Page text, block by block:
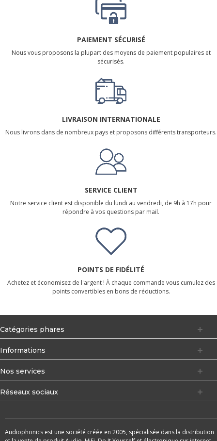
PAIEMENT SÉCURISÉ
Nous vous proposons la plupart des moyens de paiement populaires et
sécurisés.
LIVRAISON INTERNATIONALE
Nous livrons dans de nombreux pays et proposons différents transporteurs.
SERVICE CLIENT
Notre service client est disponible du lundi au vendredi, de 9h à 17h pour
répondre à vos questions par mail.
POINTS DE FIDÉLITÉ
Achetez et économisez de l'argent ! À chaque commande vous cumulez des
points convertibles en bons de réductions.
Catégories phares
Informations
Nos services
Réseaux sociaux
Audiophonics est une société créée en 2005, spécialisée dans la distribution